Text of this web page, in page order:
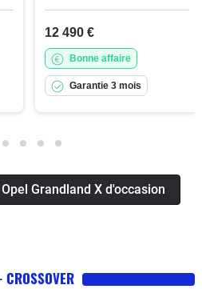
12 490 €
Bonne affaire
Garantie 3 mois
Grandland X d'occasion